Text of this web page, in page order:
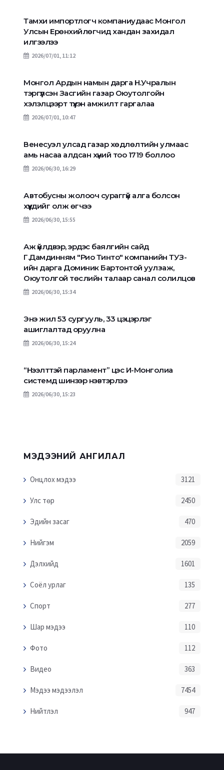
Тамхи импортлогч компаниудаас Монгол
Улсын Ерөнхийлөгчид хандан захидал
илгээлээ
2026/07/01, 11:12
Монгол Ардын намын дарга Н.Учралын
тэргүүлсэн Засгийн газар Оюутолгойн
хэлэлцээрт түүхэн амжилт гаргалаа
2026/07/01, 10:47
Венесуэл улсад газар хөдлөлтийн улмаас
амь насаа алдсан хүний тоо 1719 боллоо
2026/06/30, 16:29
Автобусны жолооч сураггүй алга болсон
хүүхдийг олж өгчээ
2026/06/30, 15:55
Аж үйлдвэр, эрдэс баялгийн сайд
Г.Дамдинням "Рио Тинто" компанийн ТУЗ-
ийн дарга Доминик Бартонтой уулзаж,
Оюутолгой төслийн талаар санал солилцов
2026/06/30, 15:34
Энэ жил 53 сургууль, 33 цэцэрлэг
ашиглалтад оруулна
2026/06/30, 15:24
“Нээлттэй парламент” цэс И-Монголиа
системд шинээр нэвтэрлээ
2026/06/30, 15:23
МЭДЭЭНИЙ АНГИЛАЛ
Онцлох мэдээ 3121
Улс төр 2450
Эдийн засаг 470
Нийгэм 2059
Дэлхийд 1601
Соёл урлаг 135
Спорт 277
Шар мэдээ 110
Фото 112
Видео 363
Мэдээ мэдээлэл 7454
Нийтлэл 947